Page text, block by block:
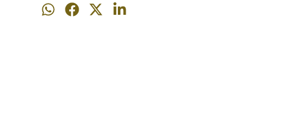
Dela
Dela
Dela
Dela